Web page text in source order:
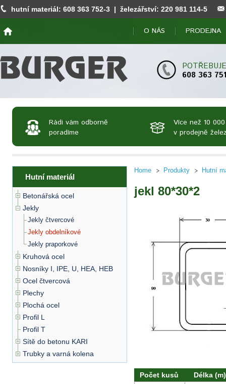
hutní materiál: 608 363 752-3 | železářství: 220 981 114-5
O NÁS PRODEJNA
608 363 751
Rádi vám odborně
poradíme
Více než 10
v prodejně
Hutní materiál
Betonářská ocel
Jekly
Jekly čtvercové
Jekly obdelníkové
Jekly praporkové
Kruhová ocel
Nosníky I, IPE, U, HEA, HEB
Ocel čtvercová
Plechy
Plochá ocel
Profil L
Profil T
Sítě do betonu KARI
Trubky a varná kolena
Home Produkty Hutní
jekl 80*30*2
Počet kusů Délka (m)